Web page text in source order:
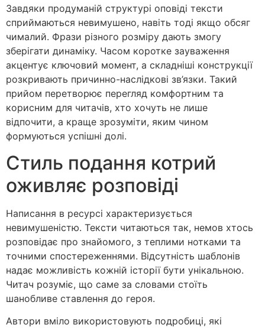
Завдяки продуманій структурі оповіді тексти
сприймаються невимушено, навіть тоді якщо обсяг
чималий. Фрази різного розміру дають змогу
зберігати динаміку. Часом коротке зауваження
акцентує ключовий момент, а складніші конструкції
розкривають причинно-наслідкові зв’язки. Такий
прийом перетворює перегляд комфортним та
корисним для читачів, хто хочуть не лише
відпочити, а краще зрозуміти, яким чином
формуються успішні долі.
Стиль подання котрий
оживляє розповіді
Написання в ресурсі характеризується
невимушеністю. Тексти читаються так, немов хтось
розповідає про знайомого, з теплими нотками та
точними спостереженнями. Відсутність шаблонів
надає можливість кожній історії бути унікальною.
Читач розуміє, що саме за словами стоїть
шанобливе ставлення до героя.
Автори вміло використовують подробиці, які